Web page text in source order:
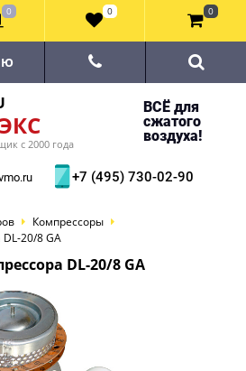
с 2000 года
ВСЁ для
сжатого
воздуха!
+7 (495) 730-02-90
Компрессоры
20/8 GA
DL-20/8 GA
0 0 0